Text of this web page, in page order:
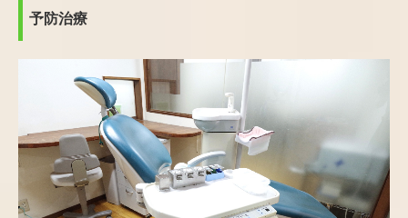
予防治療